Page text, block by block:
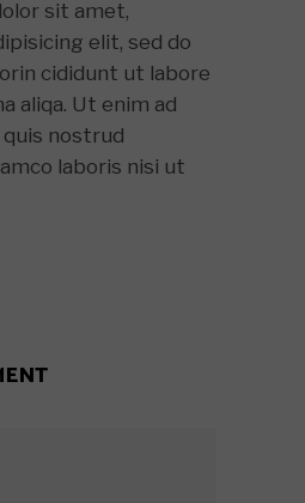
sit amet,
elit, sed do
cididunt ut labore
aliqa. Ut enim ad
quis nostrud
laboris nisi ut